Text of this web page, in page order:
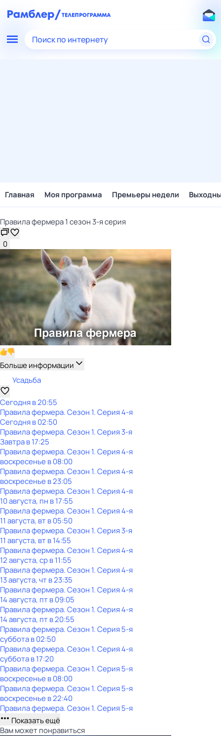
Поиск по интернету
Главная Моя программа Премьеры недели
Правила фермера 1 сезон 3-я серия
0
Больше информации
Усадьба
Сегодня в 20:55
Правила фермера. Сезон 1. Серия 4-я
Сегодня в 02:50
Правила фермера. Сезон 1. Серия 3-я
Завтра в 17:25
Правила фермера. Сезон 1. Серия 4-я
воскресенье в08:00
Правила фермера. Сезон 1. Серия 4-я
воскресенье в23:05
Правила фермера. Сезон 1. Серия 4-я
10 августа, пн в 17:55
Правила фермера. Сезон 1. Серия 4-я
11 августа, вт в 05:50
Правила фермера. Сезон 1. Серия 3-я
11 августа, вт в 14:55
Правила фермера. Сезон 1. Серия 4-я
12 августа, ср в 11:55
Правила фермера. Сезон 1. Серия 4-я
13 августа, чт в 23:35
Правила фермера. Сезон 1. Серия 4-я
14 августа, пт в 09:05
Правила фермера. Сезон 1. Серия 4-я
14 августа, пт в 20:55
Правила фермера. Сезон 1. Серия 5-я
субботав02:50
Правила фермера. Сезон 1. Серия 4-я
субботав17:20
Правила фермера. Сезон 1. Серия 5-я
воскресенье в08:00
Правила фермера. Сезон 1. Серия 5-я
воскресенье в22:40
Правила фермера. Сезон 1. Серия 5-я
Показать ещё
Вам может понравиться